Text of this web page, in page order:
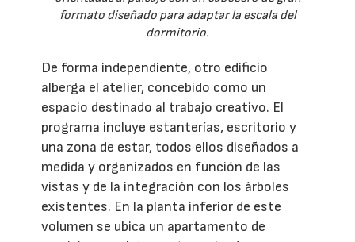
formato diseñado para adaptar la escala del
dormitorio.
De forma independiente, otro edificio
alberga el atelier, concebido como un
espacio destinado al trabajo creativo. El
programa incluye estanterías, escritorio y
una zona de estar, todos ellos diseñados a
medida y organizados en función de las
vistas y de la integración con los árboles
existentes. En la planta inferior de este
volumen se ubica un apartamento de